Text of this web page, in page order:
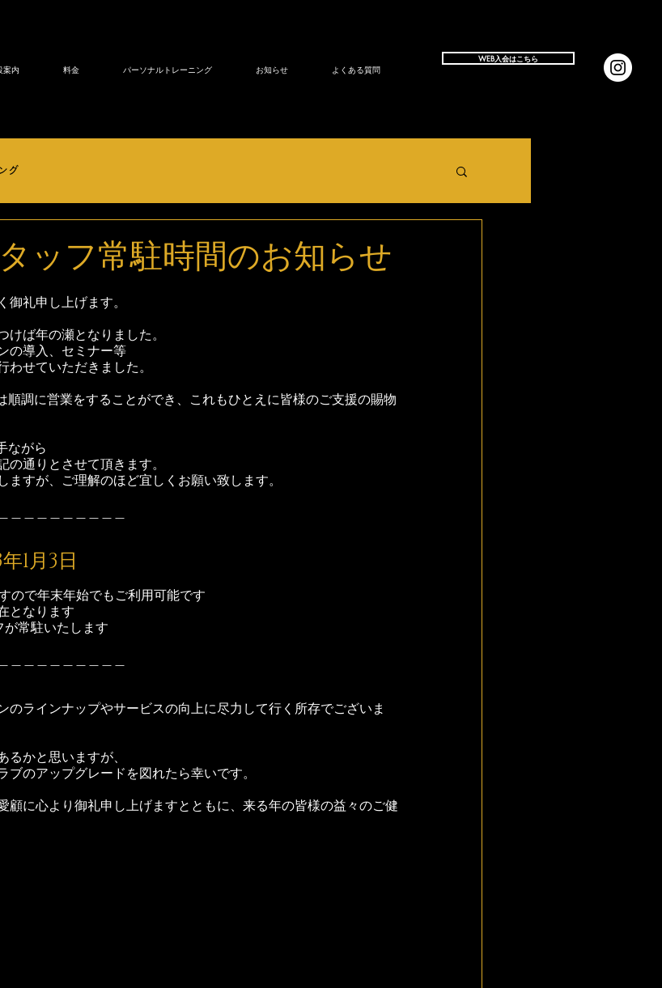
案内 料金 パーソナルトレーニング お知らせ よくある質問
WEB入会はこちら
グ
ッフ常駐時間のお知らせ
礼申し上げます。
ば年の瀬となりました。
の導入、セミナー等
せていただきました。
順調に営業をすることができ、これもひとえに皆様のご支援の賜物
ながら
通りとさせて頂きます。
すが、ご理解のほど宜しくお願い致します。
1月3日
ので年末年始でもご利用可能です
となります
常駐いたします
のラインナップやサービスの向上に尽力して行く所存でございま
かと思いますが、
のアップグレードを図れたら幸いです。
顧に心より御礼申し上げますとともに、来る年の皆様の益々のご健